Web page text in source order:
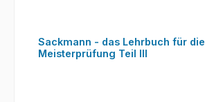
Sackmann - das Lehrbuch für die
Meisterprüfung Teil III